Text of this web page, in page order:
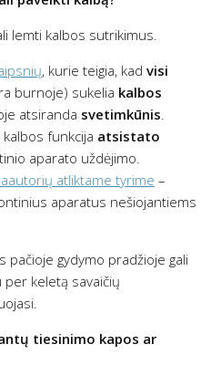
lemti kalbos sutrikimus.
, kurie teigia, kad visi
burnoje) sukelia kalbos
atsiranda svetimkūnis.
funkcija atsistato
aparato uždėjimo.
atliktame tyrime –
aparatus nešiojantiems
pačioje gydymo pradžioje gali
keletą savaičių
tiesinimo kapos ar